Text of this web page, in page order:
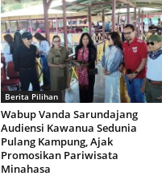
Berita Pilihan
Wabup Vanda Sarundajang
Audiensi Kawanua Sedunia
Pulang Kampung, Ajak
Promosikan Pariwisata
Minahasa